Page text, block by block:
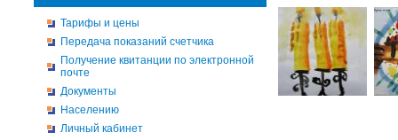
Тарифы и цены
Передача показаний счетчика
Получение квитанции по электронной
почте
Документы
Населению
Личный кабинет